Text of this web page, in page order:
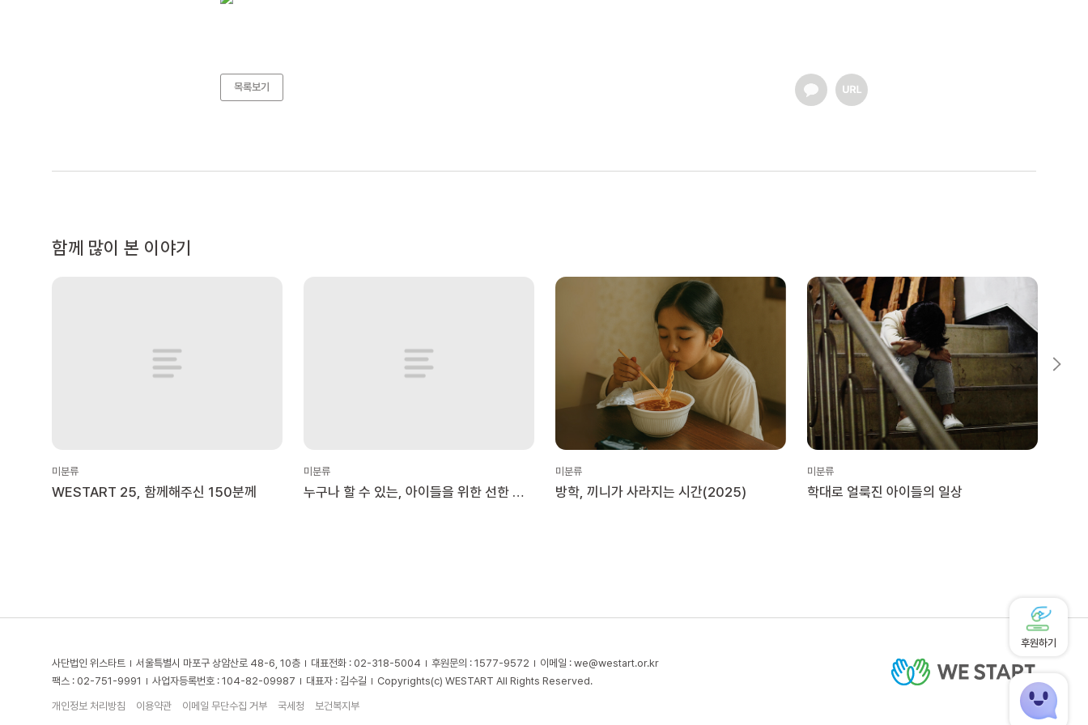
목록보기
함께 많이 본 이야기
미분류
WESTART 25, 함께해주신 150분께
미분류
누구나 할 수 있는, 아이들을 위한 선한 일
미분류
방학, 끼니가 사라지는 시간(2025)
미분류
학대로 얼룩진 아이들의 일상
사단법인 위스타트 서울특별시 마포구 상암산로 48-6, 10층 대표전화 : 02-318-5004 후원문의 : 1577-9572 이메일 : we@westart.or.kr
팩스 : 02-751-9991
사업자등록번호 : 104-82-09987 대표자 : 김수길 Copyrights(c) WESTART All Rights Reserved.
개인정보 처리방침 이용약관 이메일 무단수집 거부 국세청 보건복지부
후원하기